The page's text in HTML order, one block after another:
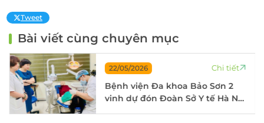
Tweet
Bài viết cùng chuyên mục
22/05/2026
Bệnh viện Đa khoa Bảo Sơn 2
vinh dự đón Đoàn Sở Y tế Hà Nội
Chi tiết